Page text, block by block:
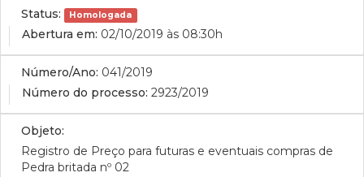
Status: Homologada
Abertura em: 02/10/2019 às 08:30h
Número/Ano: 041/2019
Número do processo: 2923/2019
Objeto:
Registro de Preço para futuras e eventuais compras de
Pedra britada nº 02